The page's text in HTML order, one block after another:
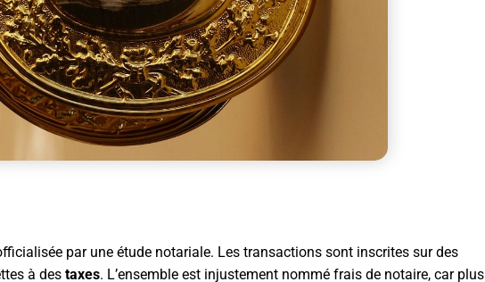
par une étude notariale. Les transactions sont inscrites sur des
à des taxes. L’ensemble est injustement nommé frais de notaire, car plus